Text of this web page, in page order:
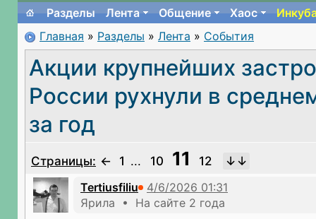
Разделы
Лента Общение Хаос
Главная » Разделы » Лента » События
Акции крупнейших
России рухнули в
за год
Страницы: ← 1 ... 10 11
12
Tertiusfiliu
Ярила • На сайте 2 года